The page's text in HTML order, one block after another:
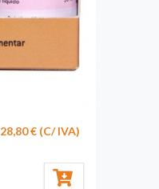
28,80 € (C/ IVA)